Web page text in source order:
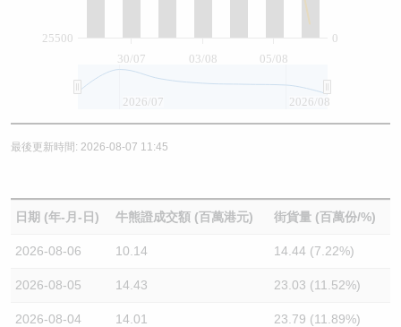
30/07 03/08 05/08
0
25500
2026/07 2026/08
最後更新時間: 2026-08-07 11:45
日期 (年-月-日) 牛熊證成交額 (百萬港元) 街貨量 (百萬份/%)
2026-08-06 10.14 14.44 (7.22%)
2026-08-05 14.43 23.03 (11.52%)
2026-08-04 14.01 23.79 (11.89%)